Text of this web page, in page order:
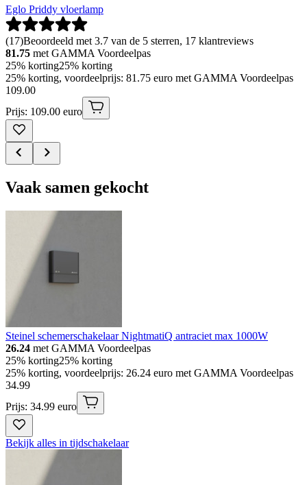
Eglo Priddy vloerlamp
(17)Beoordeeld met 3.7 van de 5 sterren, 17 klantreviews
81.75 met GAMMA Voordeelpas
25% korting25% korting
25% korting, voordeelprijs: 81.75 euro met GAMMA Voordeelpas
109.00
Prijs: 109.00 euro
Vaak samen gekocht
Steinel schemerschakelaar NightmatiQ antraciet max 1000W
26.24 met GAMMA Voordeelpas
25% korting25% korting
25% korting, voordeelprijs: 26.24 euro met GAMMA Voordeelpas
34.99
Prijs: 34.99 euro
Bekijk alles in tijdschakelaar